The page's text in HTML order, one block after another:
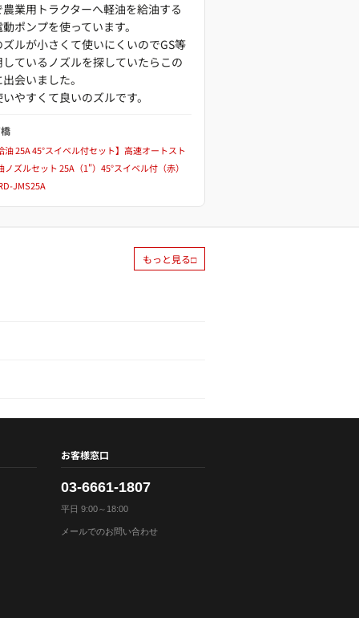
油 25A 45°スイベル付セット】高速オートスト
ノズルセット 25A（1"）45°スイベル付（赤）
JMS25A
農業用トラクターへ軽油を給油する
ポンプを使っています。
ルが小さくて使いにくいのでGS等
しているノズルを探していたらこの
会いました。
やすくて良いのズルです。
もっと見る□
お客様窓口
03-6661-1807
平日 9:00～18:00
メールでのお問い合わせ